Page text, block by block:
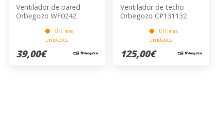
Ventilador de pared
Orbegozo WF0242
Últimas
unidades
39,00€
Ventilador de techo
Orbegozo CP131132
Últimas
unidades
125,00€